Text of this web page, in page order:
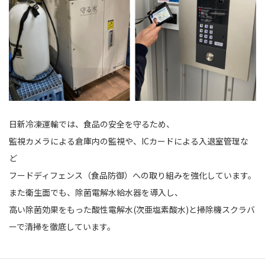
日新冷凍運輸では、食品の安全を守るため、
監視カメラによる倉庫内の監視や、ICカードによる入退室管理な
ど
フードディフェンス（食品防御）への取り組みを強化しています。
また衛生面でも、除菌電解水給水器を導入し、
高い除菌効果をもった酸性電解水(次亜塩素酸水)と掃除機スクラバ
ーで清掃を徹底しています。